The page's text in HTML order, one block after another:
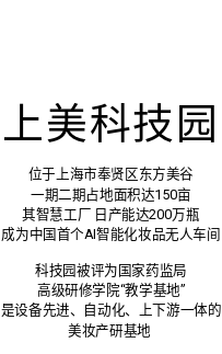
上美科技园
位于上海市奉贤区东方美谷
一期二期占地面积达150亩
其智慧工厂 日产能达200万瓶
成为中国首个AI智能化妆品无人车间
科技园被评为国家药监局
高级研修学院“教学基地”
是设备先进、自动化、上下游一体的
美妆产研基地